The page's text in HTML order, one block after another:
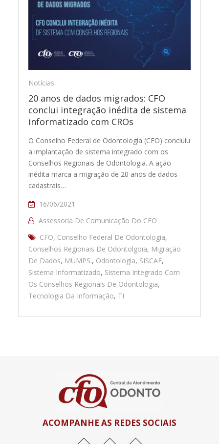
Notícias
20 anos de dados migrados: CFO
conclui integração inédita de sistema
informatizado com CROs
O Conselho Federal de Odontologia (CFO) concluiu
a implantação de sistema integrado com os
Conselhos Regionais de Odontologia. A ação
inédita marca a migração de 20 anos de dados
cadastrais…
16/06/2021
Assessoria De Comunicação Do CFO
CFO, Conselho Federal De Odontologia,
Conselhos Regionais De Odontolgoia, Migração
De Dados, MUMPS., Odontologia, SISCAF,
Sistema Informatizado, Sistema Integrado Com
Os Conselhos Regionais De Odontologia,
Tecnologia Da Informação, TI
ACOMPANHE AS REDES SOCIAIS